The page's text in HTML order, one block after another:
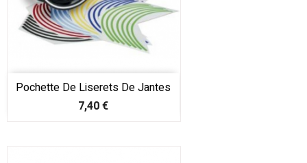
Pochette De Liserets De Jantes
Prix
7,40 €